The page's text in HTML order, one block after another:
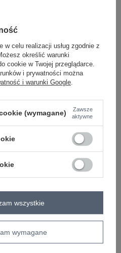
wiskoza
1.39
wiskoza
celu realizacji usług zgodnie z
określić warunki
cookie w Twojej przeglądarce.
i prywatności można
i warunki Google.
(wymagane)
Zawsze
aktywne
wymagane
wszystkie